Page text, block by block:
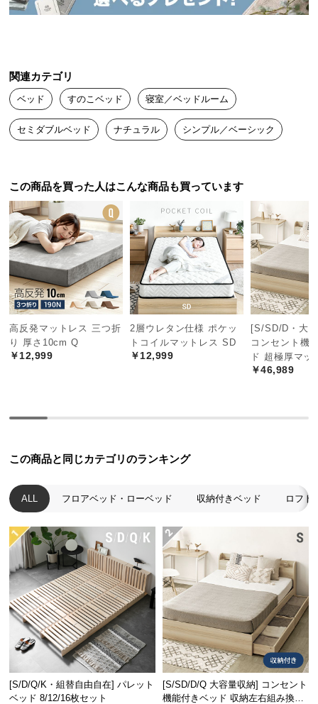
中
の
配
送
に
つ
小
型
商
品
の
配
送
に
つ
い
梱
サ
ビ
ス
に
つ
い
て
搬
入
経
つ
関連カテゴリ
ベッド すのこベッド 寝室／ベッドルーム
セミダブルベッド ナチュラル シンプル／ベーシック
この商品を買った人はこんな商品も買っています
高反発マットレス 三つ折
り 厚さ10cm Q
￥12,999
2層ウレタン仕様 ポケッ
トコイルマットレス SD
￥12,999
[S/SD/D・大
コンセント機
ド 超極厚マッ
￥46,989
この商品と同じカテゴリのランキング
ALL フロアベッド・ローベッド 収納付きベッド ロフト
[S/D/Q/K・組替自由自在] パレット
ベッド 8/12/16枚セット
[S/SD/D/Q 大容量収納] コンセント
機能付きベッド 収納左右組み換え